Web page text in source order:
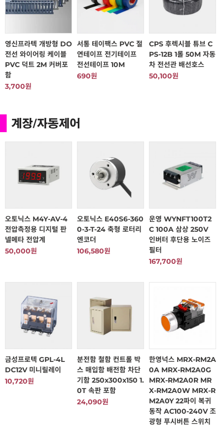
영신프라텍 개방형 DO
전선 와이어링 케이블
PVC 덕트 2M 커버포
함
3,700원
서통 테이팩스 PVC 절
연테이프 전기테이프
전선테이프 10M
690원
CPS 후렉시블 튜브 C
PS-12B 1롤 50M 자동
차 전선관 배선호스
50,100원
오토닉스 M4Y-AV-4
전압측정용 디지털 판
넬메타 전압계
50,000원
오토닉스 E40S6-360
0-3-T-24 축형 로터리
엔코더
106,580원
운영 WYNFT100T2
C 100A 삼상 250V
인버터 후단용 노이즈
필터
167,700원
금성프로텍 GPL-4L
DC12V 미니릴레이
10,720원
분전함 철함 컨트롤 박
스 매입함 배전함 차단
기함 250x300x150 1.
0T 속판 포함
24,090원
한영넉스 MRX-RM2A
0A MRX-RM2A0G
MRX-RM2A0R MR
X-RM2A0W MRX-R
M2A0Y 22파이 복귀
동작 AC100-240V 조
광형 푸시버튼 스위치